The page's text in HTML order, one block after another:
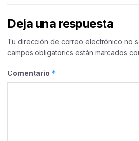
Deja una respuesta
Tu dirección de correo electrónico no
campos obligatorios están marcados
Comentario *